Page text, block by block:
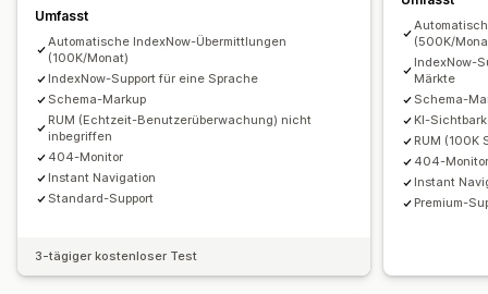
Umfasst
Automatische IndexNow-Übermittlungen
(100K/Monat)
IndexNow-Support für eine Sprache
Schema-Markup
RUM (Echtzeit-Benutzerüberwachung) nicht
inbegriffen
404-Monitor
Instant Navigation
Standard-Support
3-tägiger kostenloser Test
(500K/
IndexNow-
Märkte
Schema-
KI-
RUM (100K
404-
Instant
Premium-